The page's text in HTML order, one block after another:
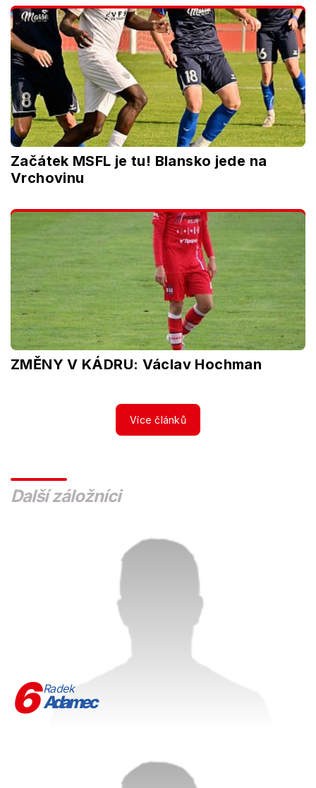
Začátek MSFL je tu! Blansko jede na
Vrchovinu
ZMĚNY V KÁDRU: Václav Hochman
Více článků
Další záložníci
6 Radek
Adamec